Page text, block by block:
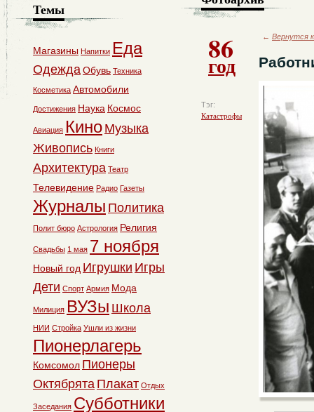
86
год
Тэг:
Катастрофы
← Вернутся
Темы
Магазины Напитки Еда
ОдеждаОбувь Техника
Косметика Автомобили
Достижения Наука Космос
Авиация Кино Музыка
Живопись Книги
Архитектура Театр
Телевидение Радио Газеты
Журналы Политика
Полит бюро Астрология Религия
Свадьбы 1 мая 7 ноября
Новый год Игрушки Игры
Дети Спорт Армия Мода
Милиция ВУЗы Школа
НИИ Стройка Ушли из жизни
Пионерлагерь
Комсомол Пионеры
Октябрята Плакат Отдых
Заседания Субботники